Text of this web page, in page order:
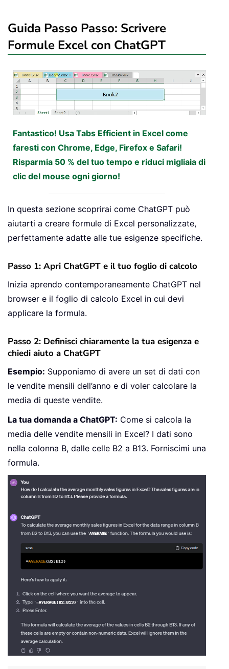
Guida Passo Passo: Scrivere
Formule Excel con ChatGPT
Fantastico! Usa Tabs Efficient in Excel come
faresti con Chrome, Edge, Firefox e Safari!
Risparmia 50 % del tuo tempo e riduci migliaia di
clic del mouse ogni giorno!
In questa sezione scoprirai come ChatGPT può
aiutarti a creare formule di Excel personalizzate,
perfettamente adatte alle tue esigenze specifiche.
Passo 1: Apri ChatGPT e il tuo foglio di calcolo
Inizia aprendo contemporaneamente ChatGPT nel
browser e il foglio di calcolo Excel in cui devi
applicare la formula.
Passo 2: Definisci chiaramente la tua esigenza e
chiedi aiuto a ChatGPT
Esempio: Supponiamo di avere un set di dati con
le vendite mensili dell’anno e di voler calcolare la
media di queste vendite.
La tua domanda a ChatGPT: Come si calcola la
media delle vendite mensili in Excel? I dati sono
nella colonna B, dalle celle B2 a B13. Forniscimi una
formula.